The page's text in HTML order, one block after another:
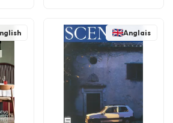
Anglais